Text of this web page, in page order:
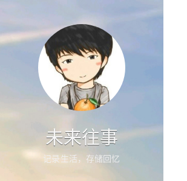
未来往事
记录生活，存储回忆